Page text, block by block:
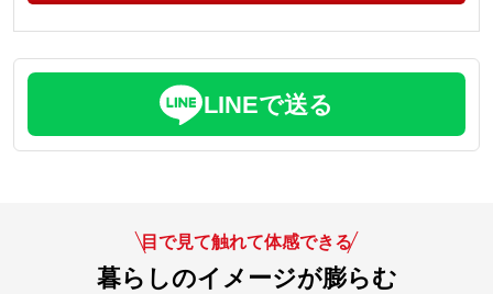
LINEで送る
目で見て触れて体感できる
暮らしのイメージが膨らむ